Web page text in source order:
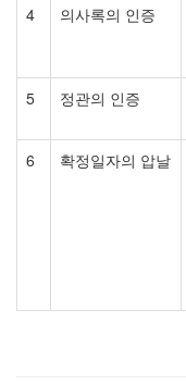
4
의사록의 인증
5 정관의 인증
6
확정일자의 압날